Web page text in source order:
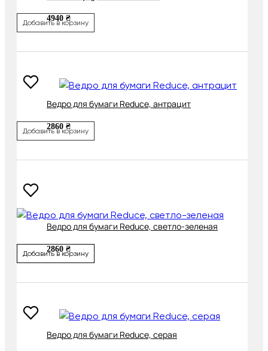
4940 ₴
Добавить в корзину
Ведро для бумаги Reduce, антрацит
2860 ₴
Добавить в корзину
Ведро для бумаги Reduce, светло-зеленая
2860 ₴
Добавить в корзину
Ведро для бумаги Reduce, серая